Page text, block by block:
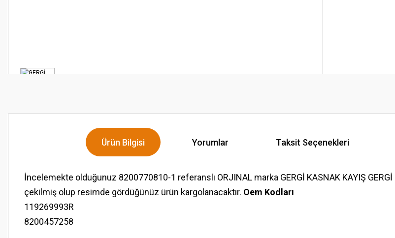
Ürün Bilgisi Yorumlar Taksit Seçenekleri
İncelemekte olduğunuz 8200770810-1 referanslı ORJINAL marka GERGİ KASNAK KAYIŞ
çekilmiş olup resimde gördüğünüz ürün kargolanacaktır. Oem Kodları
119269993R
8200457258